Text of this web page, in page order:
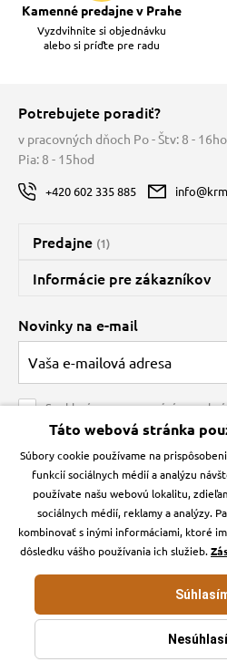
Kamenné predajne v Prahe
Vyzdvihnite si objednávku
alebo si príďte pre radu
Potrebujete poradiť?
v pracovných dňoch Po - Štv: 8 -
Pia: 8 - 15hod
+420 602 335 885
Predajne (1)
Predajňa a sklad Kbely
Bohužiaľ, momentálne
Informácie pre zákazníkov
O spoločnosti
Veľkoobchod
Obchodné podmienky
Kontakt
Podmienky ochrany osobných
Zásady používanie cookies a
Novinky na e-mail
Souhlasím se zpracováním
ochrany osobních údajů
Krmiva Pučálka na sociálnych
Instagran Facebook
Táto webová stránka
Súbory cookie používame na
funkcií sociálnych médií a analýzu
používate našu webovú lokalitu,
sociálnych médií, reklamy a analýzy.
kombinovať s inými informáciami, ktoré
dôsledku vášho používania ich služieb.